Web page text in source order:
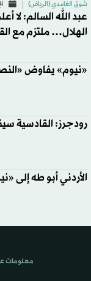
شوق الغامدي (الرياض)
عبد الله السالم: لا
الهلال… ملتزم مع
«نيوم» يفاوض
رودجرز: القادسية
الأردني أبو طه إلى
معلومات